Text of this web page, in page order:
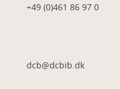
+49 (0)461 86 97 0
dcb@dcbib.dk